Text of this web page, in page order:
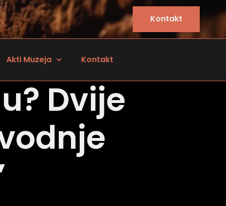
Kontakt
Akti Muzeja Kontakt
Dvije